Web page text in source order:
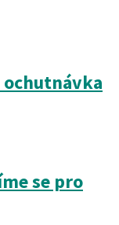
se pro